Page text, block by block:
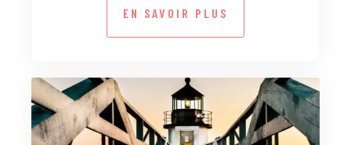
EN SAVOIR PLUS